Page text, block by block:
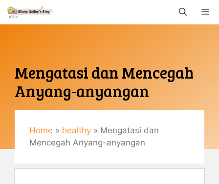
Langsung
Mengatasi dan Mencegah
Anyang-anyangan
Gemaulani
Home » healthy » Mengatasi dan
Mencegah Anyang-anyangan